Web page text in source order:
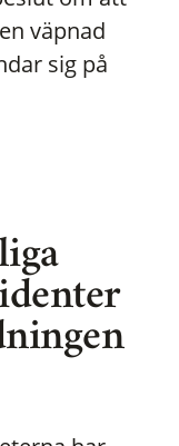
väpnad
sig på